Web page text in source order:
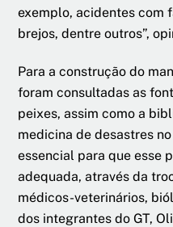
exemplo, acidentes com
brejos, dentre outros”,
Para a construção do
foram consultadas as
peixes, assim como a
medicina de desastres
essencial para que esse
adequada, através da
médicos-veterinários,
dos integrantes do GT,